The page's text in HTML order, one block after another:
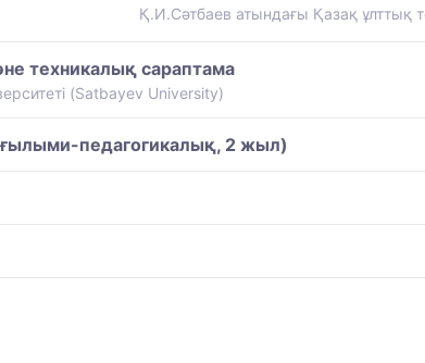
Қ.И.Сәтбаев атындағы Қазақ ұлттық
техникалық сараптама
(Satbayev University)
педагогикалық, 2 жыл)